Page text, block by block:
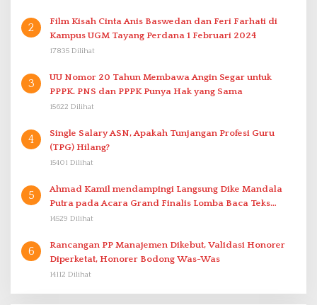
2
Film Kisah Cinta Anis Baswedan dan Feri Farhati di
Kampus UGM Tayang Perdana 1 Februari 2024
17835 Dilihat
3
UU Nomor 20 Tahun Membawa Angin Segar untuk
PPPK. PNS dan PPPK Punya Hak yang Sama
15622 Dilihat
4
Single Salary ASN, Apakah Tunjangan Profesi Guru
(TPG) Hilang?
15401 Dilihat
5
Ahmad Kamil mendampingi Langsung Dike Mandala
Putra pada Acara Grand Finalis Lomba Baca Teks
Proklamasi Mirip Bung Karno di Bali
14529 Dilihat
6
Rancangan PP Manajemen Dikebut, Validasi Honorer
Diperketat, Honorer Bodong Was-Was
14112 Dilihat